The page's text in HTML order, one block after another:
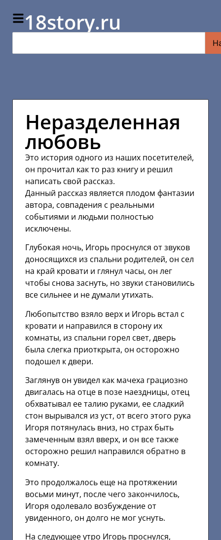
18story.ru
Неразделенная
любовь
Это история одного из наших посетителей,
он прочитал как то раз книгу и решил
написать свой рассказ.
Данный рассказ является плодом фантазии
автора, совпадения с реальными
событиями и людьми полностью
исключены.
Глубокая ночь, Игорь проснулся от звуков
доносящихся из спальни родителей, он сел
на край кровати и глянул часы, он лег
чтобы снова заснуть, но звуки становились
все сильнее и не думали утихать.
Любопытство взяло верх и Игорь встал с
кровати и направился в сторону их
комнаты, из спальни горел свет, дверь
была слегка приоткрыта, он осторожно
подошел к двери.
Заглянув он увидел как мачеха грациозно
двигалась на отце в позе наездницы, отец
обхватывал ее талию руками, ее сладкий
стон вырывался из уст, от всего этого рука
Игоря потянулась вниз, но страх быть
замеченным взял вверх, и он все также
осторожно решил направился обратно в
комнату.
Это продолжалось еще на протяжении
восьми минут, после чего закончилось,
Игоря одолевало возбуждение от
увиденного, он долго не мог уснуть.
На следующее утро Игорь проснулся,